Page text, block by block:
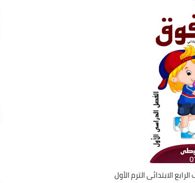
الابتدائى الترم الأول